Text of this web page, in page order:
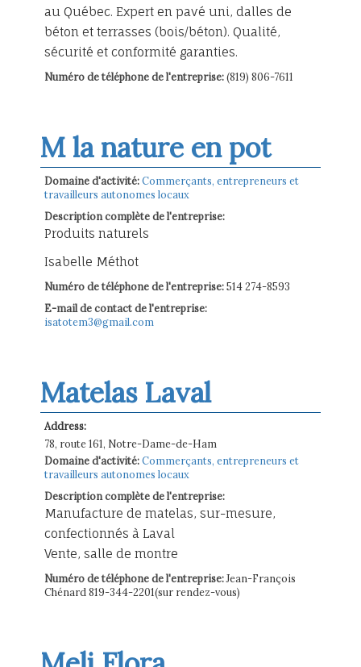
au Québec. Expert en pavé uni, dalles de
béton et terrasses (bois/béton). Qualité,
sécurité et conformité garanties.
Numéro de téléphone de l'entreprise:(819) 806-7611
M la nature en pot
Domaine d'activité:Commerçants, entrepreneurs et
travailleurs autonomes locaux
Description complète de l'entreprise:
Produits naturels
Isabelle Méthot
Numéro de téléphone de l'entreprise:514 274-8593
E-mail de contact de l'entreprise:
isatotem3@gmail.com
Matelas Laval
Address:
78, route 161, Notre-Dame-de-Ham
Domaine d'activité:Commerçants, entrepreneurs et
travailleurs autonomes locaux
Description complète de l'entreprise:
Manufacture de matelas, sur-mesure,
confectionnés à Laval
Vente, salle de montre
Numéro de téléphone de l'entreprise:Jean-François
Chénard 819-344-2201(sur rendez-vous)